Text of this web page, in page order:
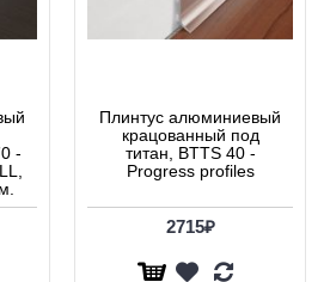
-
Плинтус алюминиевый
крацованный под
титан, BTTS 40 -
Progress profiles
2715₽